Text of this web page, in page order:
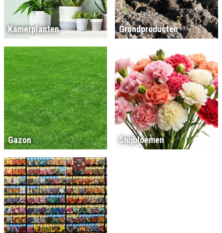
Kamerplanten Grondproducten
Gazon Snijbloemen